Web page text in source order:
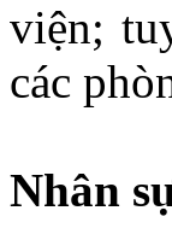
viện;
các
Nhân